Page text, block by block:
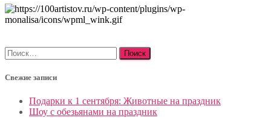
Найти:
Свежие записи
Подарки к 1 сентября: Животные на праздник
Шоу с обезьянами на праздник